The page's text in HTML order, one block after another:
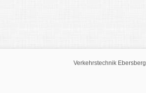
Verkehrstechnik Ebersberg